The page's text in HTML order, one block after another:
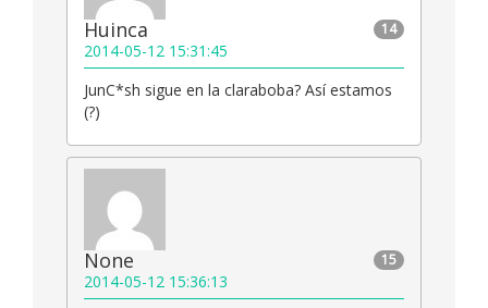
14
Huinca
2014-05-12 15:31:45
JunC*sh sigue en la claraboba? Así estamos
(?)
15
None
2014-05-12 15:36:13